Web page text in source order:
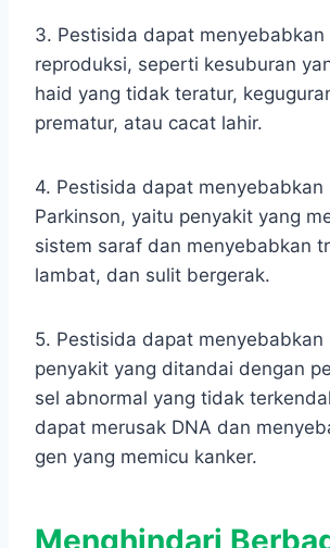
3. Pestisida dapat menyebabkan
reproduksi, seperti kesuburan
haid yang tidak teratur,
prematur, atau cacat lahir.
4. Pestisida dapat menyebabkan
Parkinson, yaitu penyakit yang
sistem saraf dan menyebabkan
lambat, dan sulit bergerak.
5. Pestisida dapat menyebabkan
penyakit yang ditandai dengan
sel abnormal yang tidak
dapat merusak DNA dan
gen yang memicu kanker.